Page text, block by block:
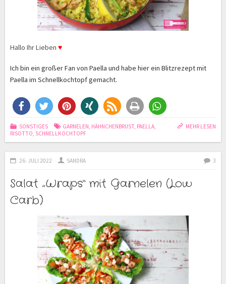
Hallo Ihr Lieben ♥
Ich bin ein großer Fan von Paella und habe hier ein Blitzrezept mit
Paella im Schnellkochtopf gemacht.
MEHR LESEN
SONSTIGES GARNELEN, HÄHNCHENBRUST, PAELLA,
RISOTTO, SCHNELLKOCHTOPF
26. JULI 2022 SANDRA 3
Salat „Wraps“ mit Garnelen (Low
Carb)